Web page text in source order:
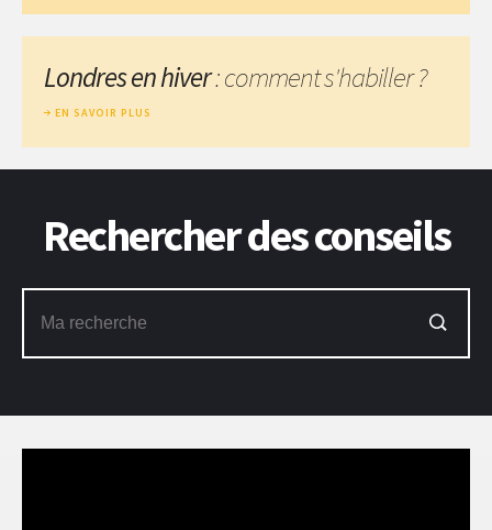
Londres en hiver: comment s'habiller ?
EN SAVOIR PLUS
Rechercher des conseils